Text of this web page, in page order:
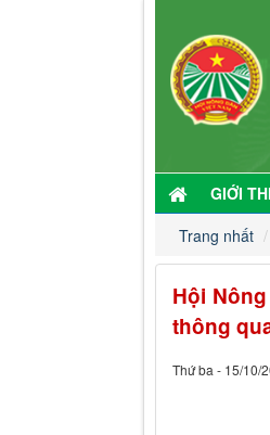
GIỚI
Trang nhất
Hội
thông
Thứ ba - 15/10/